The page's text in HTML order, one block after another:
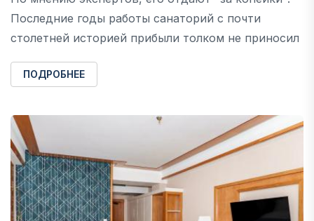
Последние годы работы санаторий с почти
столетней историей прибыли толком не приносил
ПОДРОБНЕЕ